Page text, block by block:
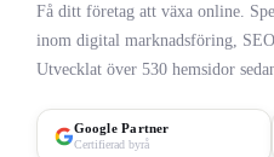
Få ditt företag att växa online.
inom digital marknadsföring,
Utvecklat över 530 hemsidor
Google Partner
Certifierad byrå